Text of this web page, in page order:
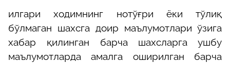
илгари ходимнинг нотўғри ёки тўлиқ
бўлмаган шахсга доир маълумотлари ўзига
хабар қилинган барча шахсларга ушбу
маълумотларда амалга оширилган барча